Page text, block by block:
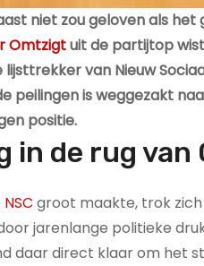
niet zou geloven als het
Omtzigtuit de partijtop
van Nieuw
peilingen is weggezakt
positie.
in de rug
NSC groot maakte, trok
jarenlange politieke
daar direct klaar om het